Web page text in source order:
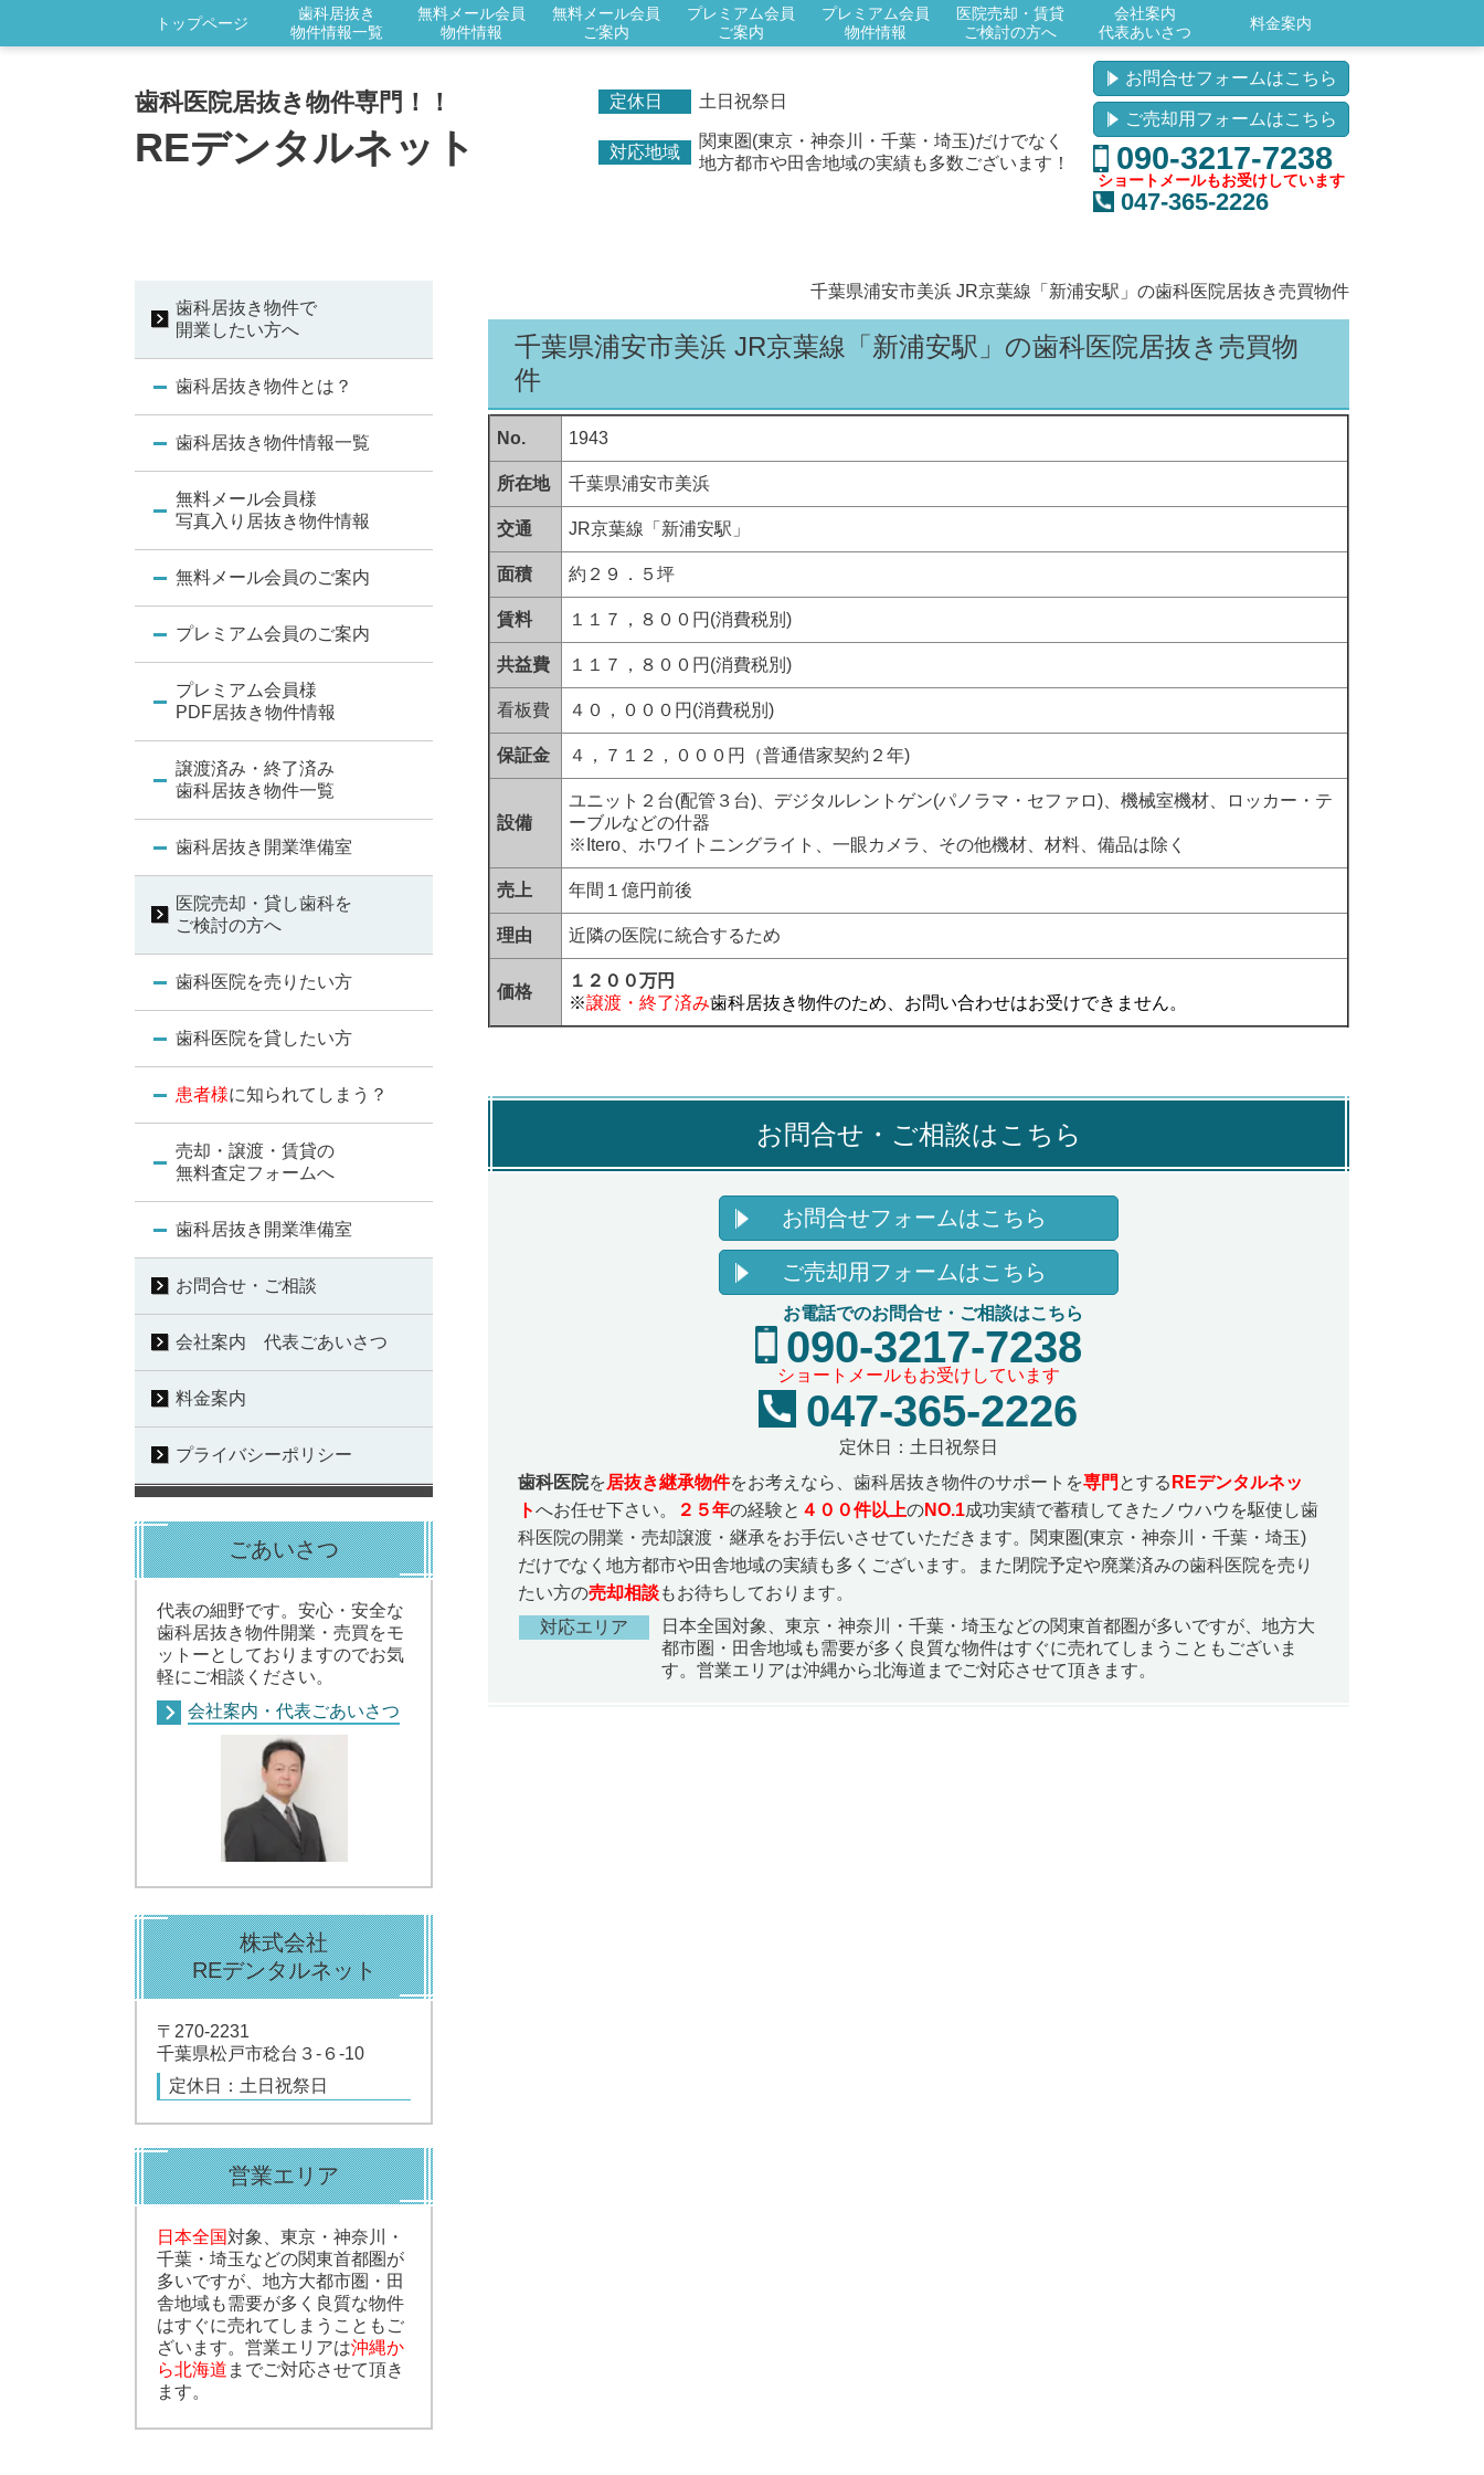
トップページ
歯科居抜き
物件情報一覧
無料メール会員
物件情報
無料メール会員
ご案内
プレミアム会員
ご案内
プレミアム会員
物件情報
医院売却・賃貸
ご検討の方へ
会社案内
代表あいさつ
料金案内
歯科医院居抜き物件専門！！
REデンタルネット
定休日 土日祝祭日
対応地域
関東圏(東京・神奈川・千葉・埼玉)だけでなく
地方都市や田舎地域の実績も多数ございます！
お問合せフォームはこちら
ご売却用フォームはこちら
090-3217-7238
ショートメールもお受けしています
047-365-2226
千葉県浦安市美浜 JR京葉線「新浦安駅」の歯科医院居抜き売買物件
千葉県浦安市美浜 JR京葉線「新浦安駅」の歯科医院居抜き 売買物
件
No. 1943
所在地 千葉県浦安市美浜
交通 JR京葉線「新浦安駅」
面積 約２９．５坪
賃料 １１７，８００円(消費税別)
共益費 １１７，８００円(消費税別)
看板費 ４０，０００円(消費税別)
保証金 ４，７１２，０００円（普通借家契約２年)
設備
ユニット２台(配管３台)、デジタルレントゲン(パノラマ・セファロ) 、機械室機材、ロッカー・テ
ーブルなどの什器
※ Itero 、ホワイトニングライト、一眼カメラ、その他機材、材料、備品は除く
売上 年間１億円前後
理由 近隣の医院に統合するため
価格
１２００万円
※譲渡・終了済み歯科居抜き物件のため、お問い合わせはお受けできません。
お問合せ・ご相談はこちら
お問合せフォームはこちら
ご売却用フォームはこちら
お電話でのお問合せ・ご相談はこちら
090-3217-7238
ショートメールもお受けしています
047-365-2226
定休日：土日祝祭日
歯科医院を居抜き継承物件をお考えなら、歯科居抜き物件のサポートを専門 とする REデンタルネッ
トへお任せ下さい。 ２５年の経験と ４００件以上のNO.1成功実績で蓄積してきたノウハウを駆使し歯
科医院の開業・売却譲渡・継承をお手伝いさせていただきます。関東圏(東京・神奈川・千葉・埼玉)
だけでなく地方都市や田舎地域の実績も多くございます。また閉院予定や廃業済みの歯科医院を売り
たい方の売却相談もお待ちしております。
対応エリア
日本全国対象、東京・神奈川・千葉・埼玉などの関東首都圏が多いですが、地方大
都市圏・田舎地域も需要が多く良質な物件はすぐに売れてしまうこともございま
す。営業エリアは沖縄から北海道までご対応させて頂きます。
歯科居抜き物件で
開業したい方へ
歯科居抜き物件とは？
歯科居抜き物件情報一覧
無料メール会員様
写真入り居抜き物件情報
無料メール会員のご案内
プレミアム会員のご案内
プレミアム会員様
PDF居抜き物件情報
譲渡済み・終了済み
歯科居抜き物件一覧
歯科居抜き開業準備室
医院売却・貸し歯科を
ご検討の方へ
歯科医院を売りたい方
歯科医院を貸したい方
患者様に知られてしまう？
売却・譲渡・賃貸の
無料査定フォームへ
歯科居抜き開業準備室
お問合せ・ご相談
会社案内 代表ごあいさつ
料金案内
プライバシーポリシー
ごあいさつ
代表の細野です。安心・安全な
歯科居抜き物件開業・売買をモ
ットーとしておりますのでお気
軽にご相談ください。
会社案内・代表ごあいさつ
株式会社
REデンタルネット
〒270-2231
千葉県松戸市稔台３-６-10
定休日：土日祝祭日
営業エリア
日本全国対象、東京・神奈川・
千葉・埼玉などの関東首都圏が
多いですが、地方大都市圏・田
舎地域も需要が多く良質な物件
はすぐに売れてしまうこともご
ざいます。営業エリアは沖縄か
ら北海道 までご対応させて頂き
ます。